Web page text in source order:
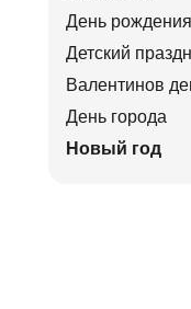
День рождения
Детский
Валентинов
День города
Новый год